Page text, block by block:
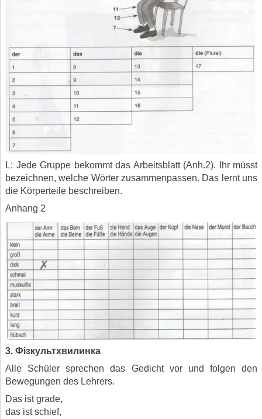
L: Jede Gruppe bekommt das Arbeitsblatt (Anh.2). Ihr müsst
bezeichnen, welche Wörter zusammenpassen. Das lernt uns
die Körperteile beschreiben.
Anhang 2
3. Фізкультхвилинка
Alle Schüler sprechen das Gedicht vor und folgen den
Bewegungen des Lehrers.
Das ist grade,
das ist schief,